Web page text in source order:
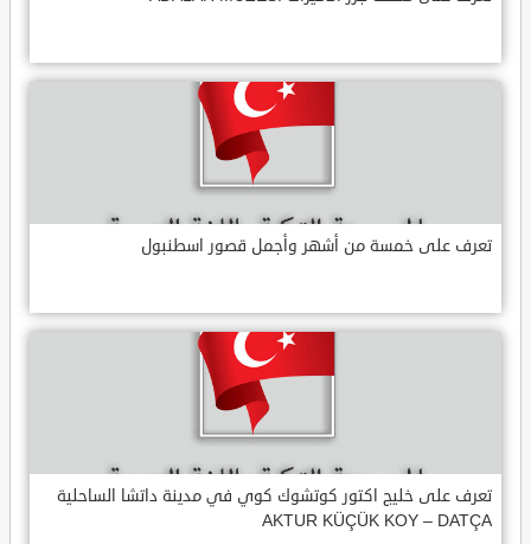
تعرف على خمسة من أشهر وأجمل قصور اسطنبول
تعرف على خليج اكتور كوتشوك كوي في مدينة داتشا الساحلية
AKTUR KÜÇÜK KOY – DATÇA